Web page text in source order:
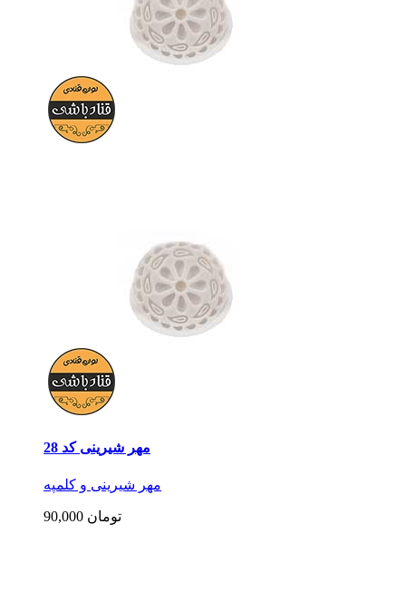
مهر شیرینی کد 28
مهر شیرینی و کلمپه
90,000 تومان